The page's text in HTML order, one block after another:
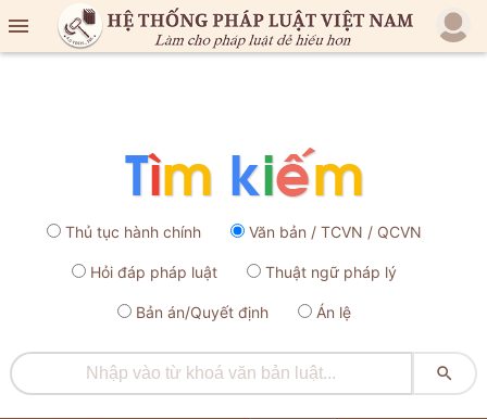

Thủ tục hành chính Văn bản / TCVN / QCVN
Hỏi đáp pháp luật Thuật ngữ pháp lý
Bản án/Quyết định Án lệ
